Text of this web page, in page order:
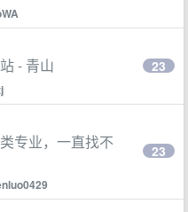
- 青山 23
专业，一直找不
23